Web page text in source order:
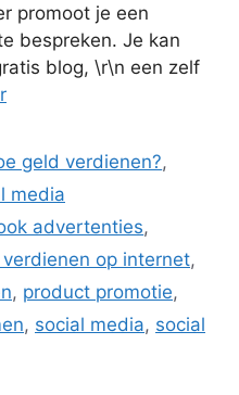
promoot je een
bespreken. Je kan
blog, \r\n een zelf
geld verdienen?,
media
advertenties,
op internet,
, product promotie,
, social media, social